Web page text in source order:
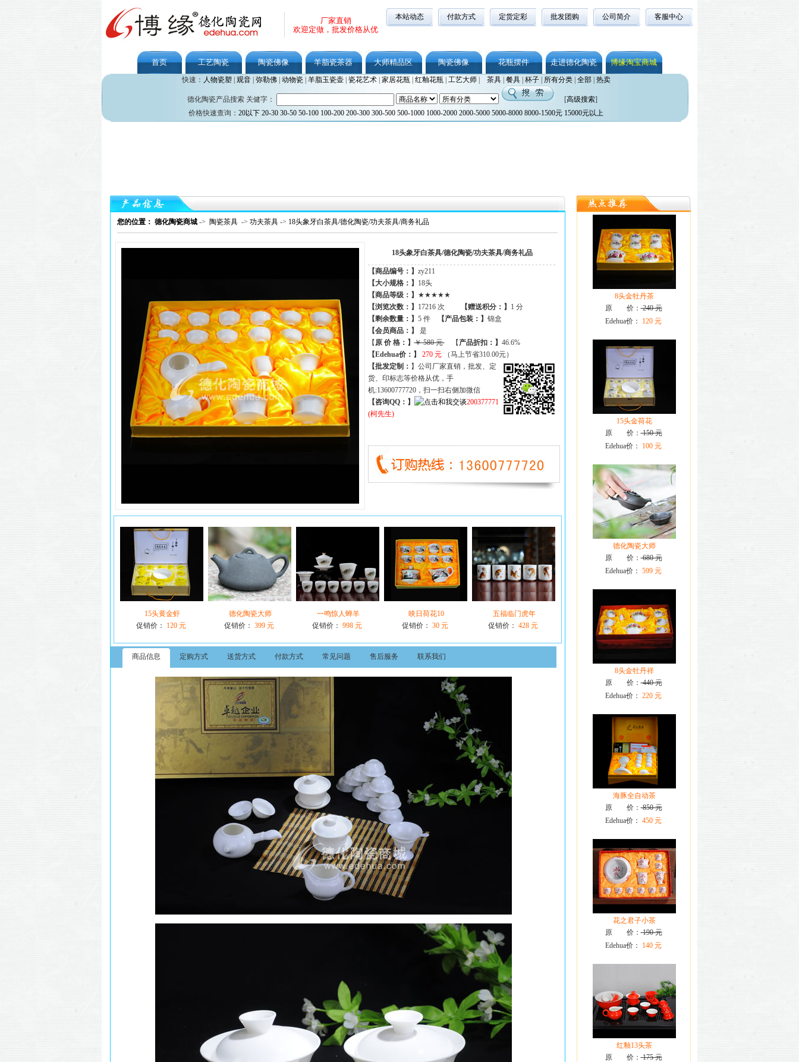
厂家直销
欢迎定做，批发价格从优
本站动态 付款方式 定货定彩 批发团购 公司简介 客服中心
首页 工艺陶瓷 陶瓷佛像 羊脂瓷茶器 大师精品区 陶瓷佛像 花瓶摆件 走进德化陶瓷 博缘淘宝商城
快速： 人物瓷塑 观音| 弥勒佛| 动物瓷| 羊脂玉瓷壶| 瓷花艺术| 家居花瓶| 红釉花瓶| 工艺大师| 茶具| 餐具| 杯子| 所有分类| 全部| 热卖
德化陶瓷产品搜索 关健字： [高级搜索]
价格快速查询： 20以下 20-30 30-50 50-100 100-200 200-300 300-500 500-1000 1000-2000 2000-5000 5000-8000 8000-1500元 15000元以上
您的位置： 德化陶瓷商城 -> 陶瓷茶具 -> 功夫茶具 -> 18头象牙白茶具/德化陶瓷/功夫茶具/商务礼品
18头象牙白茶具/德化陶瓷/功夫茶具/商务礼品
【商品编号：】 zy211
【大小规格：】
18头
【商品等级：】
★★★★★
【浏览次数：】 17216 次 【赠送积分：】
1 分
【剩余数量：】 5 件【产品包装：】 锦盒
【会员商品： 】
是
【 原 价 格： 】￥ 580 元【 产品折扣： 】 46.6%
【Edehua价：】
270 元
（马上节省310.00元）
【批发定制： 】公司厂家直销，批发、定
货、印标志等价格从优，手
机:13600777720，扫一扫右侧加微信
【咨询QQ：】
200377771
(柯先生)
15头黄金虾
促销价：
120 元
德化陶瓷大师
促销价： 399 元
一鸣惊人蝉羊
促销价： 998 元
映日荷花10
促销价： 30 元
五福临门虎年
促销价： 428 元
商品信息 定购方式 送货方式 付款方式 常见问题 售后服务 联系我们
8头金牡丹茶
原 价：240 元
Edehua价：
120 元
15头金荷花
原 价：150 元
Edehua价：
100 元
德化陶瓷大师
原 价：680 元
Edehua价： 599 元
8头金牡丹祥
原 价：440 元
Edehua价： 220 元
海豚全自动茶
原 价：850 元
Edehua价： 450 元
花之君子小茶
原 价：190 元
Edehua价：
140 元
红釉13头茶
原 价：175 元